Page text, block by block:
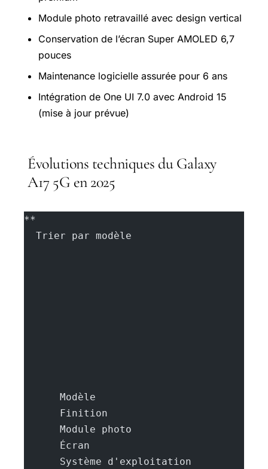
Module photo retravaillé avec design vertical
Conservation de l’écran Super AMOLED 6,7
pouces
Maintenance logicielle assurée pour 6 ans
Intégration de One UI 7.0 avec Android 15
(mise à jour prévue)
Évolutions techniques du Galaxy
A17 5G en 2025
**
  Trier par modèle
      Modèle
      Finition
      Module photo
      Écran
      Système d'exploitation